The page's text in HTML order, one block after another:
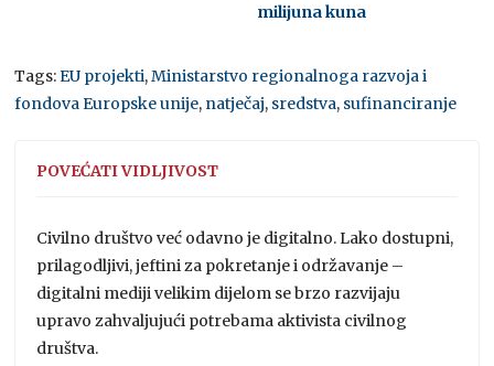
milijuna kuna
Tags:EU projekti,Ministarstvo regionalnoga razvoja i
fondova Europske unije, natječaj, sredstva, sufinanciranje
POVEĆATI VIDLJIVOST
Civilno društvo već odavno je digitalno. Lako dostupni,
prilagodljivi, jeftini za pokretanje i održavanje –
digitalni mediji velikim dijelom se brzo razvijaju
upravo zahvaljujući potrebama aktivista civilnog
društva.